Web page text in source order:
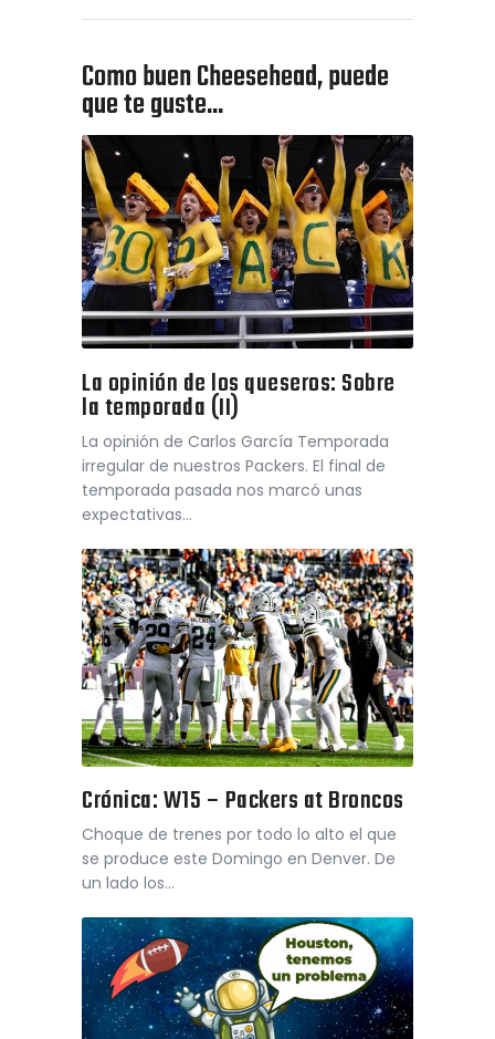
Como buen Cheesehead, puede
que te guste...
La opinión de los queseros: Sobre
la temporada (II)
La opinión de Carlos García Temporada
irregular de nuestros Packers. El final de
temporada pasada nos marcó unas
expectativas…
Crónica: W15 – Packers at Broncos
Choque de trenes por todo lo alto el que
se produce este Domingo en Denver. De
un lado los…